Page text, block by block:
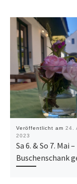
Veröffentlicht am 24.
2023
Sa 6. & So 7. Mai –
Buschenschank